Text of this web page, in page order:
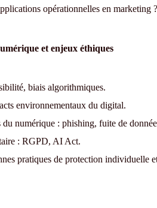
opérationnelles en marketing ?
et enjeux éthiques
biais algorithmiques.
environnementaux du digital.
du numérique : phishing, fuite de
: RGPD, AI Act.
pratiques de protection individuelle